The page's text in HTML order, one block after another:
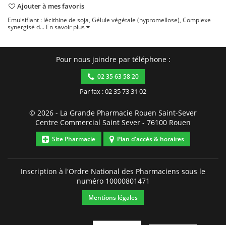
Ajouter à mes favoris
Emulsifiant : lécithine de soja, Gélule végétale (hypromellose), Complexe
synergisé d... En savoir plus
Pour nous joindre par téléphone :
02 35 63 58 20
Par fax : 02 35 73 31 02
© 2026 - La Grande Pharmacie Rouen Saint-Sever
Centre Commercial Saint Sever - 76100 Rouen
Site Pharmacie Plan d'accès & horaires
Inscription à l'Ordre National des Pharmaciens sous le
numéro 10000801471
Mentions légales